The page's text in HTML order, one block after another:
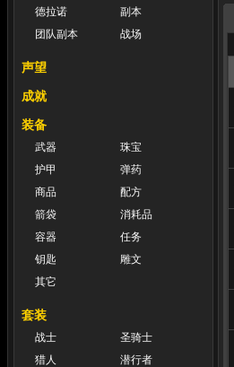
德拉诺
副本
团队副本
战场
声望
成就
装备
武器
珠宝
护甲
弹药
商品
配方
箭袋
消耗品
容器
任务
钥匙
雕文
其它
套装
战士
圣骑士
猎人
潜行者